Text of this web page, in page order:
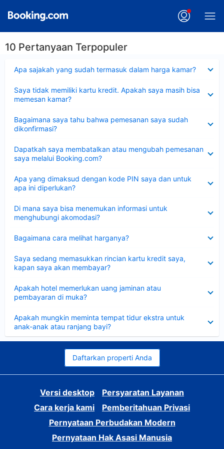
10 Pertanyaan Terpopuler
Apa sajakah yang sudah termasuk dalam harga kamar?
Saya tidak memiliki kartu kredit. Apakah saya masih bisa
memesan kamar?
Bagaimana saya tahu bahwa pemesanan saya sudah
dikonfirmasi?
Dapatkah saya membatalkan atau mengubah pemesanan
saya melalui Booking.com?
Apa yang dimaksud dengan kode PIN saya dan untuk
apa ini diperlukan?
Di mana saya bisa menemukan informasi untuk
menghubungi akomodasi?
Bagaimana cara melihat harganya?
Saya sedang memasukkan rincian kartu kredit saya,
kapan saya akan membayar?
Apakah hotel memerlukan uang jaminan atau
pembayaran di muka?
Apakah mungkin meminta tempat tidur ekstra untuk
anak-anak atau ranjang bayi?
Daftarkan properti Anda
Versi desktop
Persyaratan Layanan
Cara kerja kami
Pemberitahuan Privasi
Pernyataan Perbudakan Modern
Pernyataan Hak Asasi Manusia